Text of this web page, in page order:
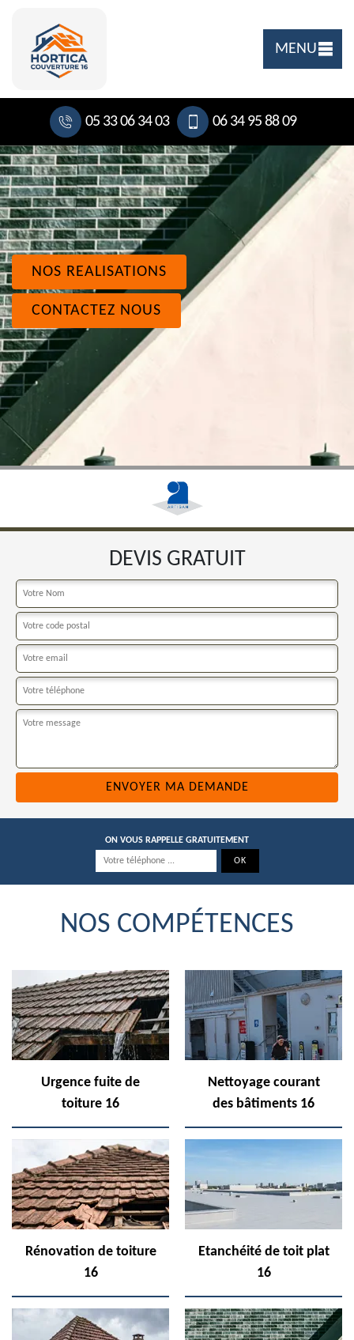
MENU
05 33 06 34 03 06 34 95 88 09
NOS REALISATIONS
CONTACTEZ NOUS
DEVIS GRATUIT
ON VOUS RAPPELLE GRATUITEMENT
NOS COMPÉTENCES
Urgence fuite de
toiture 16
Nettoyage courant
des bâtiments 16
Rénovation de toiture
16
Etanchéité de toit plat
16